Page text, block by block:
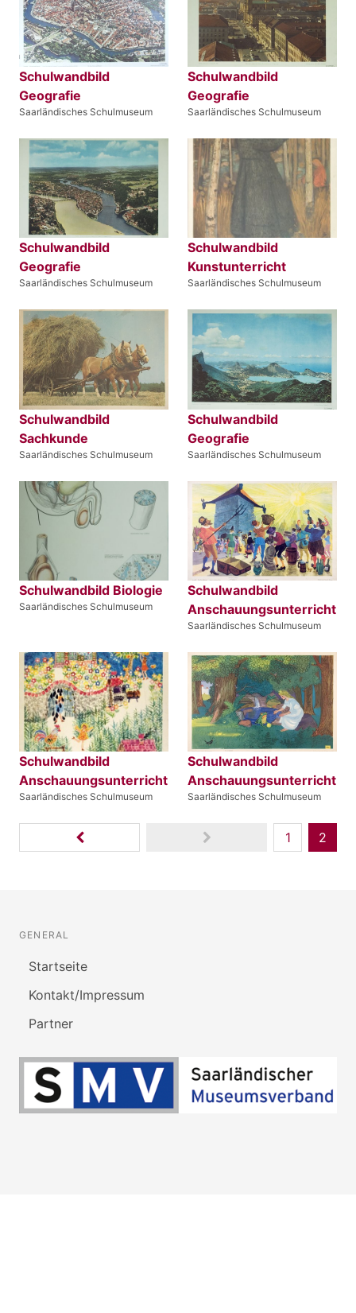
Schulwandbild
Geografie
Saarländisches Schulmuseum
Schulwandbild
Geografie
Saarländisches Schulmuseum
Schulwandbild
Geografie
Saarländisches Schulmuseum
Schulwandbild
Kunstunterricht
Saarländisches Schulmuseum
Schulwandbild
Sachkunde
Saarländisches Schulmuseum
Schulwandbild
Geografie
Saarländisches Schulmuseum
Schulwandbild Biologie
Saarländisches Schulmuseum
Schulwandbild
Anschauungsunterricht
Saarländisches Schulmuseum
Schulwandbild
Anschauungsunterricht
Saarländisches Schulmuseum
Schulwandbild
Anschauungsunterricht
Saarländisches Schulmuseum
1 2
GENERAL
Startseite
Kontakt/Impressum
Partner